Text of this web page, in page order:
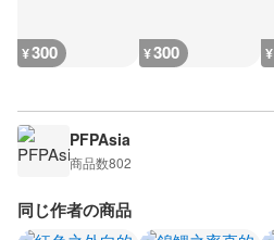
¥300 ¥300 ¥
PFPAsia
商品数802
同じ作者の商品